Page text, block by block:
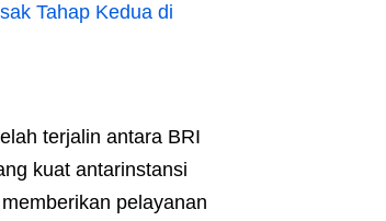
Tahap Kedua di
terjalin antara BRI
kuat antarinstansi
pelayanan